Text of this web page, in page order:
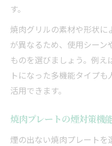
万能プレートで焼肉
焼肉グリルで多
焼肉プレートで
ピ
焼肉以外にも使
焼肉プレートの
す。
焼肉グリルの素材や形状に
が異なるため、使用シー
ものを選びましょう。例え
トになった多機能タイプ
活用できます。
焼肉プレートの煙対策機
煙の出ない焼肉プレート